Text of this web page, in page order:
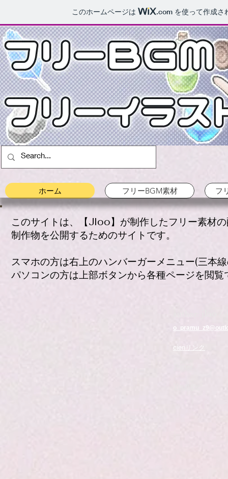
このホームページは .comを使って作成さ
ホーム フリーBGM素材 フ
このサイトは、【Jloo】が制作したフリー素材
制作物を公開するためのサイトです。
スマホの方は右上のハンバーガーメニュー(三本
パソコンの方は上部ボタンから各種ページを閲覧
cienリンク